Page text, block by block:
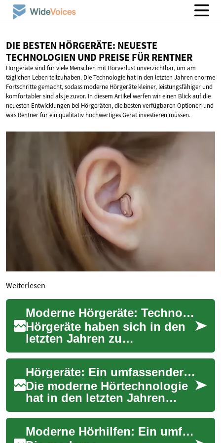
DIE BESTEN HÖRGERÄTE: NEUESTE
TECHNOLOGIEN UND PREISE FÜR RENTNER
Hörgeräte sind für viele Menschen mit Hörverlust unverzichtbar, um am
täglichen Leben teilzuhaben. Die Technologie hat in den letzten Jahren enorme
Fortschritte gemacht, sodass moderne Hörgeräte kleiner, leistungsfähiger und
komfortabler sind als je zuvor. In diesem Artikel werfen wir einen Blick auf die
neuesten Entwicklungen bei Hörgeräten, die besten verfügbaren Optionen und
was Rentner für ein qualitativ hochwertiges Gerät investieren müssen.
Weiterlesen
Moderne Hörgeräte: Technologie für besseres Hören und mehr Lebensqualität
Hörgeräte haben sich in den
letzten Jahren zu
hochmodernen
medizinischen Hilfsmitteln
entwickelt, die weit mehr
könne...
Hörgeräte: Ein umfassender Leitfaden für moderne Hörtechnologie
Die moderne Hörtechnologie
hat in den letzten Jahren
bedeutende Fortschritte
gemacht. Hörgeräte sind
heute nicht mehr...
Moderne Hörhilfen: Ein umfassender Leitfaden zur Hörgeräte-Technologie